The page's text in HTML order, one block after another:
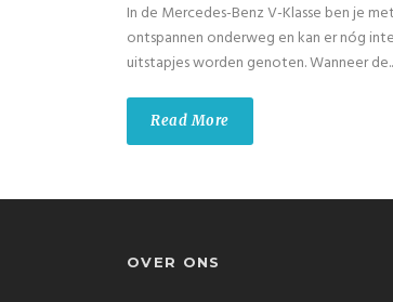
In de Mercedes-Benz V-Klasse ben je
ontspannen onderweg en kan er nóg
uitstapjes worden genoten. Wanneer
Read More
OVER ONS